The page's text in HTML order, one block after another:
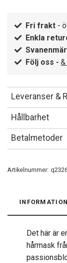
Fri frakt -
Enkla
Följ oss -
Leveranser &
Hållbarhet
Betalmetoder
Artikelnummer:
INFORMATION
Det här är
hårmask